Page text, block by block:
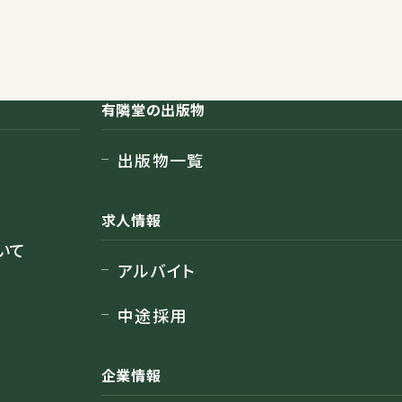
て
有隣堂の出版物
出版物一覧
求人情報
アルバイト
中途採用
企業情報